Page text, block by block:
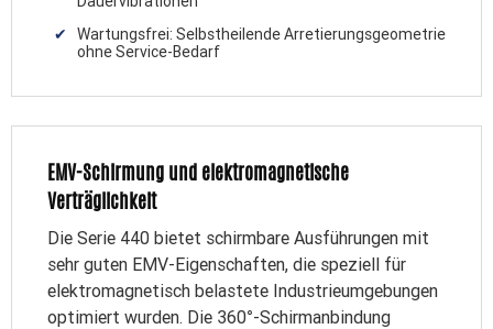
Wartungsfrei: Selbstheilende Arretierungsgeometrie
ohne Service-Bedarf
EMV-Schirmung und elektromagnetische
Verträglichkeit
Die Serie 440 bietet schirmbare Ausführungen mit
sehr guten EMV-Eigenschaften, die speziell für
elektromagnetisch belastete Industrieumgebungen
optimiert wurden. Die 360°-Schirmanbindung